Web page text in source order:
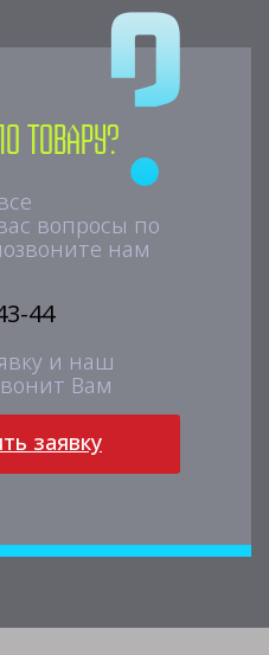
товару?
вопросы по
нам
44
и наш
Вам
заявку